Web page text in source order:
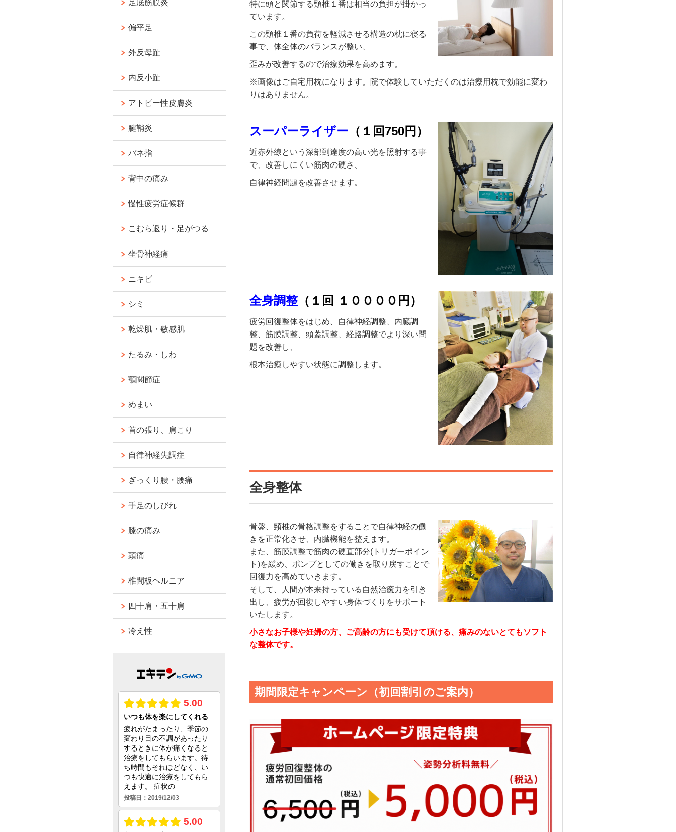
特に頭と関節する頸椎１番は相当の負担が掛かっ
ています。
この頸椎１番の負荷を軽減させる構造の枕に寝る
事で、体全体のバランスが整い、
歪みが改善するので治療効果を高めます。
※画像はご自宅用枕になります。院で体験していただくのは治療用枕で効能に変わ
りはありません。
スーパーライザー （１回750円）
近赤外線という深部到達度の高い光を照射する事
で、改善しにくい筋肉の硬さ、
自律神経問題を改善させます。
全身調整（１回 １００００円）
疲労回復整体をはじめ、自律神経調整、内臓調
整、筋膜調整、頭蓋調整、経路調整でより深い問
題を改善し、
根本治癒しやすい状態に調整します。
全身整体
骨盤、頸椎の骨格調整をすることで自律神経の働
きを正常化させ、内臓機能を整えます。
また、筋膜調整で筋肉の硬直部分(トリガーポイン
ト)を緩め、ポンプとしての働きを取り戻すことで
回復力を高めていきます。
そして、人間が本来持っている自然治癒力を引き
出し、疲労が回復しやすい身体づくりをサポート
いたします。
小さなお子様や妊婦の方、ご高齢の方にも受けて頂ける、痛みのないとてもソフト
な整体です。
期間限定キャンペーン（初回割引のご案内）
足底筋膜炎
偏平足
外反母趾
内反小趾
アトピー性皮膚炎
腱鞘炎
バネ指
背中の痛み
慢性疲労症候群
こむら返り・足がつる
坐骨神経痛
ニキビ
シミ
乾燥肌・敏感肌
たるみ・しわ
顎関節症
めまい
首の張り、肩こり
自律神経失調症
ぎっくり腰・腰痛
手足のしびれ
膝の痛み
頭痛
椎間板ヘルニア
四十肩・五十肩
冷え性